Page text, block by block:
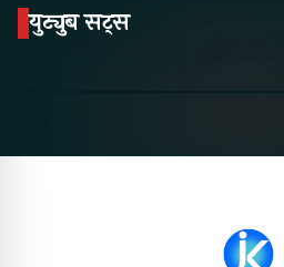
युट्युब सट्स